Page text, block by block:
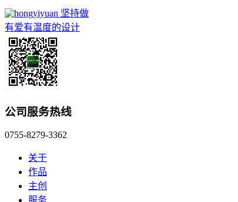
坚持做
有爱有温度的设计
公司服务热线
0755-8279-3362
关于
作品
主创